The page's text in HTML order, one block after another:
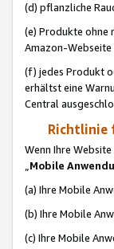
(d) pflanzliche
(e) Produkte ohne
Amazon-Webseite
(f) jedes Produkt
erhältst eine
Central
Richtlinie
Wenn Ihre
„Mobile
(a) Ihre Mobile
(b) Ihre Mobile
(c) Ihre Mobile